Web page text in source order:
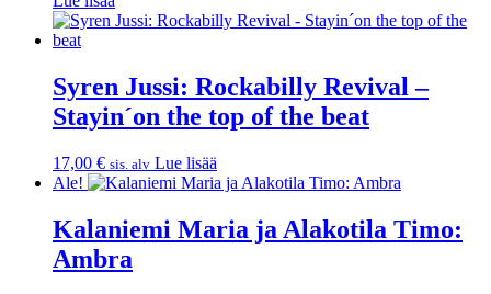
Syren Jussi: Rockabilly Revival –
Stayin´on the top of the beat
17,00 € sis. alv Lue lisää
Ale!
Kalaniemi Maria ja Alakotila Timo:
Ambra